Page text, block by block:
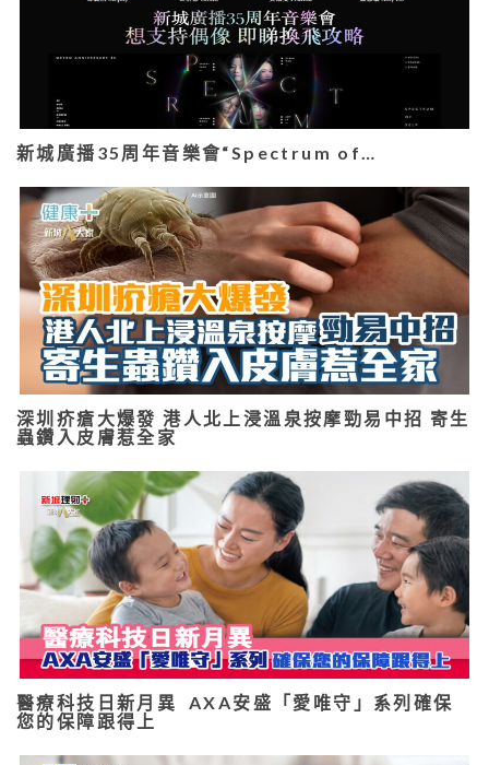
新城廣播35周年音樂會“Spectrum of…
深圳疥瘡大爆發 港人北上浸溫泉按摩勁易中招 寄生
蟲鑽入皮膚惹全家
醫療科技日新月異 AXA安盛「愛唯守」系列確保
您的保障跟得上